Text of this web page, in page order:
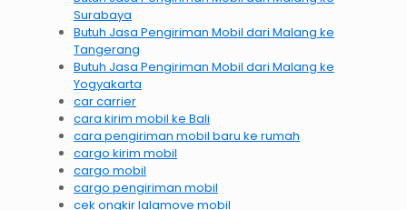
Surabaya
Butuh Jasa Pengiriman Mobil dari Malang ke
Tangerang
Butuh Jasa Pengiriman Mobil dari Malang ke
Yogyakarta
car carrier
cara kirim mobil ke Bali
cara pengiriman mobil baru ke rumah
cargo kirim mobil
cargo mobil
cargo pengiriman mobil
cek ongkir lalamove mobil